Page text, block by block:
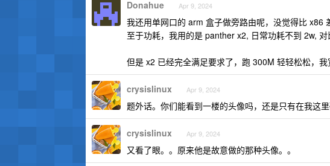
Donahue Apr 9, 2024
我还用单网口的 arm 盒子做旁路由呢，没觉得比 x86
至于功耗，我用的是 panther x2, 日常功耗不到 2w,
但是 x2 已经完全满足要求了，跑 300M 轻轻松松，我
crysislinux Apr 9, 2024
题外话。你们能看到一楼的头像吗，还是只有在我这里
crysislinux Apr 9, 2024
又看了眼。。原来他是故意做的那种头像。。